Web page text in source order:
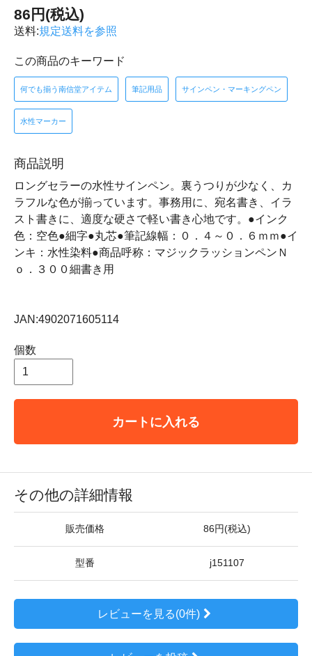
86円(税込)
送料:規定送料を参照
この商品のキーワード
何でも揃う南信堂アイテム 筆記用品 サインペン・マーキングペン
水性マーカー
商品説明
ロングセラーの水性サインペン。裏うつりが少なく、カ
ラフルな色が揃っています。事務用に、宛名書き、イラ
スト書きに、適度な硬さで軽い書き心地です。●インク
色：空色●細字●丸芯●筆記線幅：０．４～０．６ｍｍ●イ
ンキ：水性染料●商品呼称：マジックラッションペンＮ
ｏ．３００細書き用
JAN:4902071605114
個数
カートに入れる
その他の詳細情報
販売価格 86円(税込)
型番 j151107
レビューを見る(0件)